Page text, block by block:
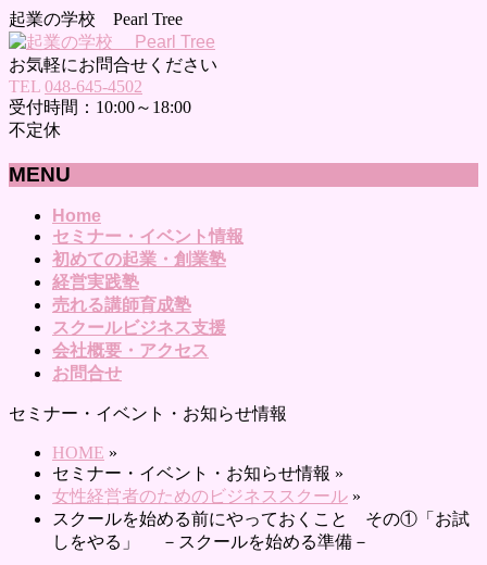
起業の学校 Pearl Tree
お気軽にお問合せください
TEL 048-645-4502
受付時間：10:00～18:00
不定休
MENU
Home
セミナー・イベント情報
初めての起業・創業塾
経営実践塾
売れる講師育成塾
スクールビジネス支援
会社概要・アクセス
お問合せ
セミナー・イベント・お知らせ情報
HOME »
セミナー・イベント・お知らせ情報 »
女性経営者のためのビジネススクール »
スクールを始める前にやっておくこと その①「お試
しをやる」 －スクールを始める準備－